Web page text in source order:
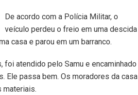
De acordo com a Polícia Militar, o
veículo perdeu o freio em uma descida
casa e parou em um barranco.
atendido pelo Samu e encaminhado
Ele passa bem. Os moradores da casa
materiais.